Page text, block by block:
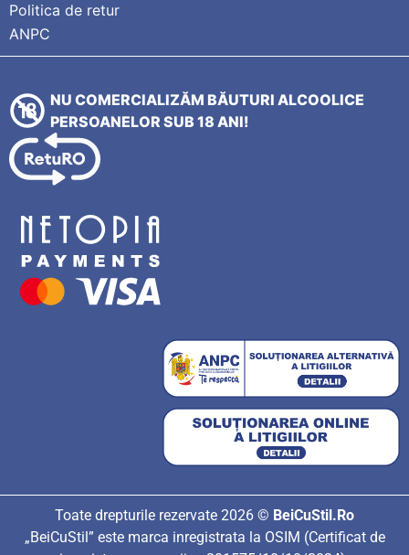
Politica de retur
ANPC
NU COMERCIALIZĂM BĂUTURI ALCOOLICE
PERSOANELOR SUB 18 ANI!
Toate drepturile rezervate 2026 © BeiCuStil.Ro
„BeiCuStil” este marca inregistrata la OSIM (Certificat de